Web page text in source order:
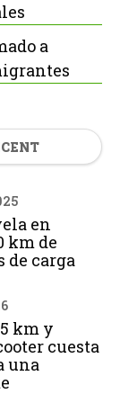
a
en
km de
de carga
km y
cuesta
una